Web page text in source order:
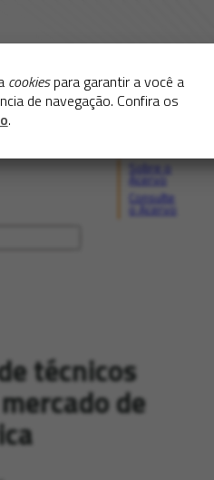
cookiespara garantir a você a
de navegação. Confira os
.
Consulte
técnicos
de